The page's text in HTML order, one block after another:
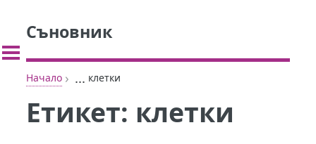
Съновник
Начало › ... клетки
Етикет: клетки